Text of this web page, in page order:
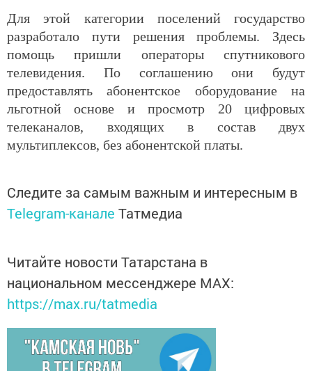
Для этой категории поселений государство
разработало пути решения проблемы. Здесь
помощь пришли операторы спутникового
телевидения. По соглашению они будут
предоставлять абонентское оборудование на
льготной основе и просмотр 20 цифровых
телеканалов, входящих в состав двух
мультиплексов, без абонентской платы.
Следите за самым важным и интересным в
Telegram-канале Татмедиа
Читайте новости Татарстана в
национальном мессенджере MАХ:
https://max.ru/tatmedia